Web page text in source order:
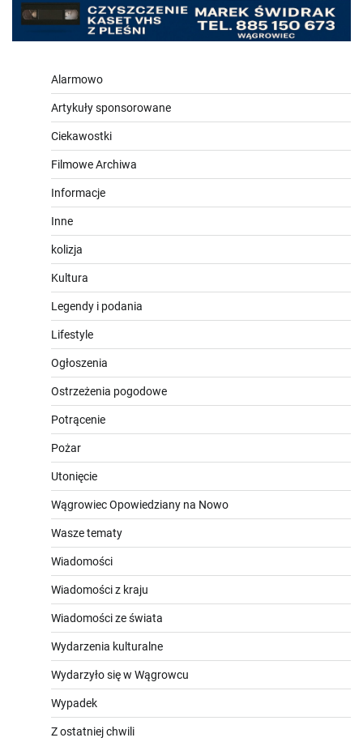
Alarmowo
Artykuły sponsorowane
Ciekawostki
Filmowe Archiwa
Informacje
Inne
kolizja
Kultura
Legendy i podania
Lifestyle
Ogłoszenia
Ostrzeżenia pogodowe
Potrącenie
Pożar
Utonięcie
Wągrowiec Opowiedziany na Nowo
Wasze tematy
Wiadomości
Wiadomości z kraju
Wiadomości ze świata
Wydarzenia kulturalne
Wydarzyło się w Wągrowcu
Wypadek
Z ostatniej chwili